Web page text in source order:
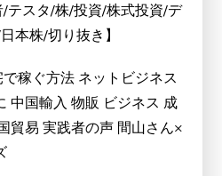
テスタ/株/投資/株式投資/デ
本株/切り抜き】
稼ぐ方法 ネットビジネス
中国輸入 物販 ビジネス 成
貿易 実践者の声 間山さん×